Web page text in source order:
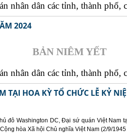
nhân dân các tỉnh, thành phố,
2024
BẢN NIÊM YẾT
nhân dân các tỉnh, thành phố,
TẠI HOA KỲ TỔ CHỨC LỄ KỶ
đô Washington DC, Đại sứ quán Việt Nam
hòa Xã hội Chủ nghĩa Việt Nam (2/9/